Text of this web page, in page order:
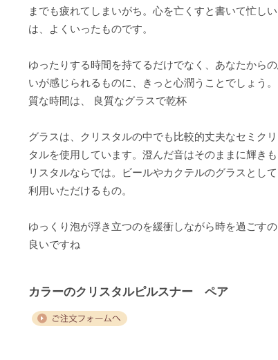
までも疲れてしまいがち。心を亡くすと書いて忙しい
は、よくいったものです。
ゆったりする時間を持てるだけでなく、あなたから
いが感じられるものに、きっと心潤うことでしょう
質な時間は、 良質なグラスで乾杯
グラスは、クリスタルの中でも比較的丈夫なセミク
タルを使用しています。澄んだ音はそのままに輝き
リスタルならでは。ビールやカクテルのグラスとし
利用いただけるもの。
ゆっくり泡が浮き立つのを緩衝しながら時を過ごす
良いですね
カラーのクリスタルピルスナー ペア